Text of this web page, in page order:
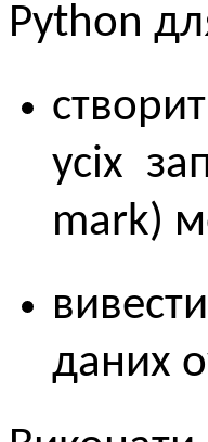
Python
усіх
mark)
даних